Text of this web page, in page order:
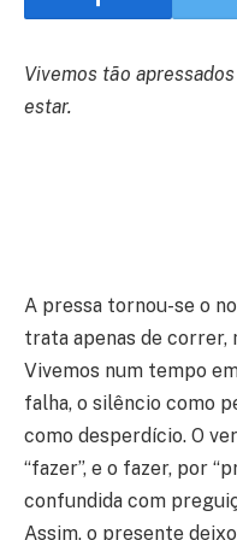
Vivemos tão
estar.
A pressa tornou-se o
trata apenas de correr,
Vivemos num tempo
falha, o silêncio como
como desperdício. O
“fazer”, e o fazer, por
confundida com
Assim, o presente